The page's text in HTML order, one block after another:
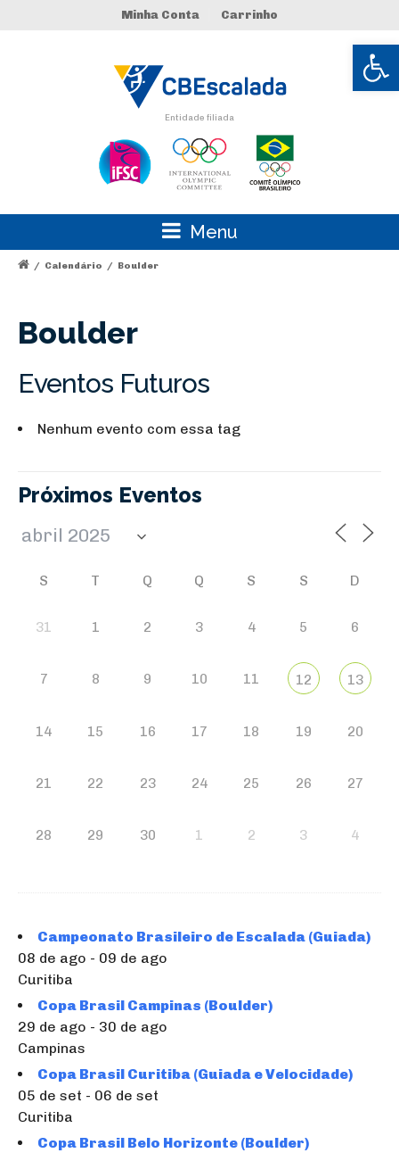
Abrir
Minha Conta Carrinho
Entidade filiada
Menu
/ Calendário / Boulder
Boulder
Eventos Futuros
Nenhum evento com essa tag
Próximos Eventos
S T Q Q S S D
31 1 2 3 4 5 6
7 8 9 10 11 12 13
14 15 16 17 18 19 20
21 22 23 24 25 26 27
28 29 30 1 2 3 4
Campeonato Brasileiro de Escalada (Guiada)
08 de ago - 09 de ago
Curitiba
Copa Brasil Campinas (Boulder)
29 de ago - 30 de ago
Campinas
Copa Brasil Curitiba (Guiada e Velocidade)
05 de set - 06 de set
Curitiba
Copa Brasil Belo Horizonte (Boulder)